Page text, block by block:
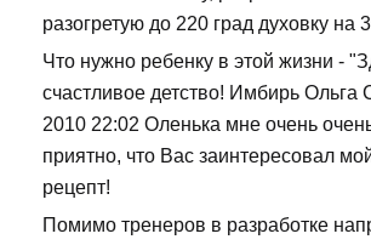
разогретую до 220 град духовку на
Что нужно ребенку в этой жизни -
счастливое детство! Имбирь
2010 22:02 Оленька мне очень
приятно, что Вас заинтересовал
рецепт!
Помимо тренеров в разработке